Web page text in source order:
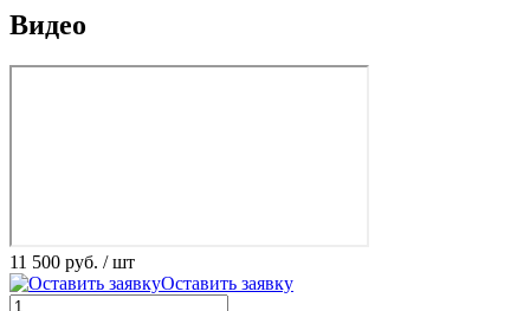
Видео
11 500 руб. / шт
Оставить заявку